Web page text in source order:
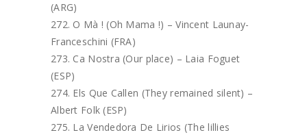
(ARG)
O Mà ! (Oh Mama !) – Vincent Launay-
Franceschini (FRA)
Ca Nostra (Our place) – Laia Foguet
(ESP)
Els Que Callen (They remained silent) –
Albert Folk (ESP)
La Vendedora De Lirios (The lillies